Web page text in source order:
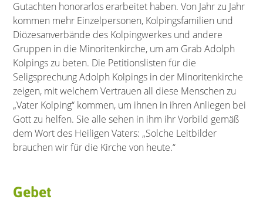
Gutachten honorarlos erarbeitet haben. Von Jahr zu Jahr
kommen mehr Einzelpersonen, Kolpingsfamilien und
Diözesanverbände des Kolpingwerkes und andere
Gruppen in die Minoritenkirche, um am Grab Adolph
Kolpings zu beten. Die Petitionslisten für die
Seligsprechung Adolph Kolpings in der Minoritenkirche
zeigen, mit welchem Vertrauen all diese Menschen zu
„Vater Kolping“ kommen, um ihnen in ihren Anliegen bei
Gott zu helfen. Sie alle sehen in ihm ihr Vorbild gemäß
dem Wort des Heiligen Vaters: „Solche Leitbilder
brauchen wir für die Kirche von heute.“
Gebet